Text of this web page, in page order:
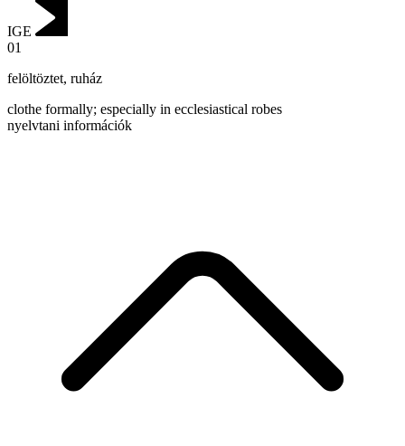
IGE
01
felöltöztet, ruház
clothe formally; especially in ecclesiastical robes
nyelvtani információk